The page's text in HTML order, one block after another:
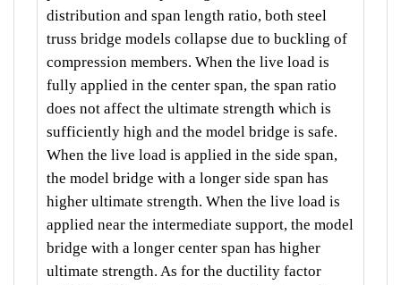
distribution and span length ratio, both steel
truss bridge models collapse due to buckling of
compression members. When the live load is
fully applied in the center span, the span ratio
does not affect the ultimate strength which is
sufficiently high and the model bridge is safe.
When the live load is applied in the side span,
the model bridge with a longer side span has
higher ultimate strength. When the live load is
applied near the intermediate support, the model
bridge with a longer center span has higher
ultimate strength. As for the ductility factor